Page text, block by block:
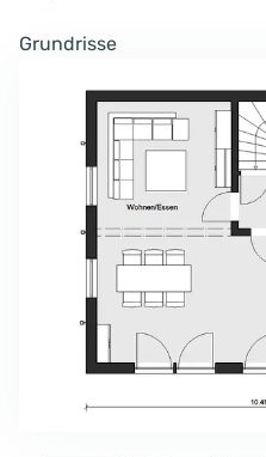
Grundrisse